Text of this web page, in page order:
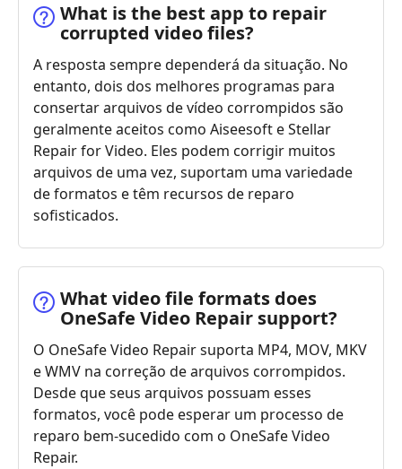
What is the best app to repair
corrupted video files?
A resposta sempre dependerá da situação. No
entanto, dois dos melhores programas para
consertar arquivos de vídeo corrompidos são
geralmente aceitos como Aiseesoft e Stellar
Repair for Video. Eles podem corrigir muitos
arquivos de uma vez, suportam uma variedade
de formatos e têm recursos de reparo
sofisticados.
What video file formats does
OneSafe Video Repair support?
O OneSafe Video Repair suporta MP4, MOV, MKV
e WMV na correção de arquivos corrompidos.
Desde que seus arquivos possuam esses
formatos, você pode esperar um processo de
reparo bem-sucedido com o OneSafe Video
Repair.